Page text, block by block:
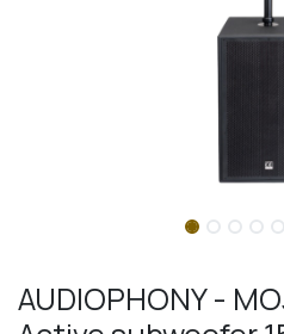
AUDIOPHONY -